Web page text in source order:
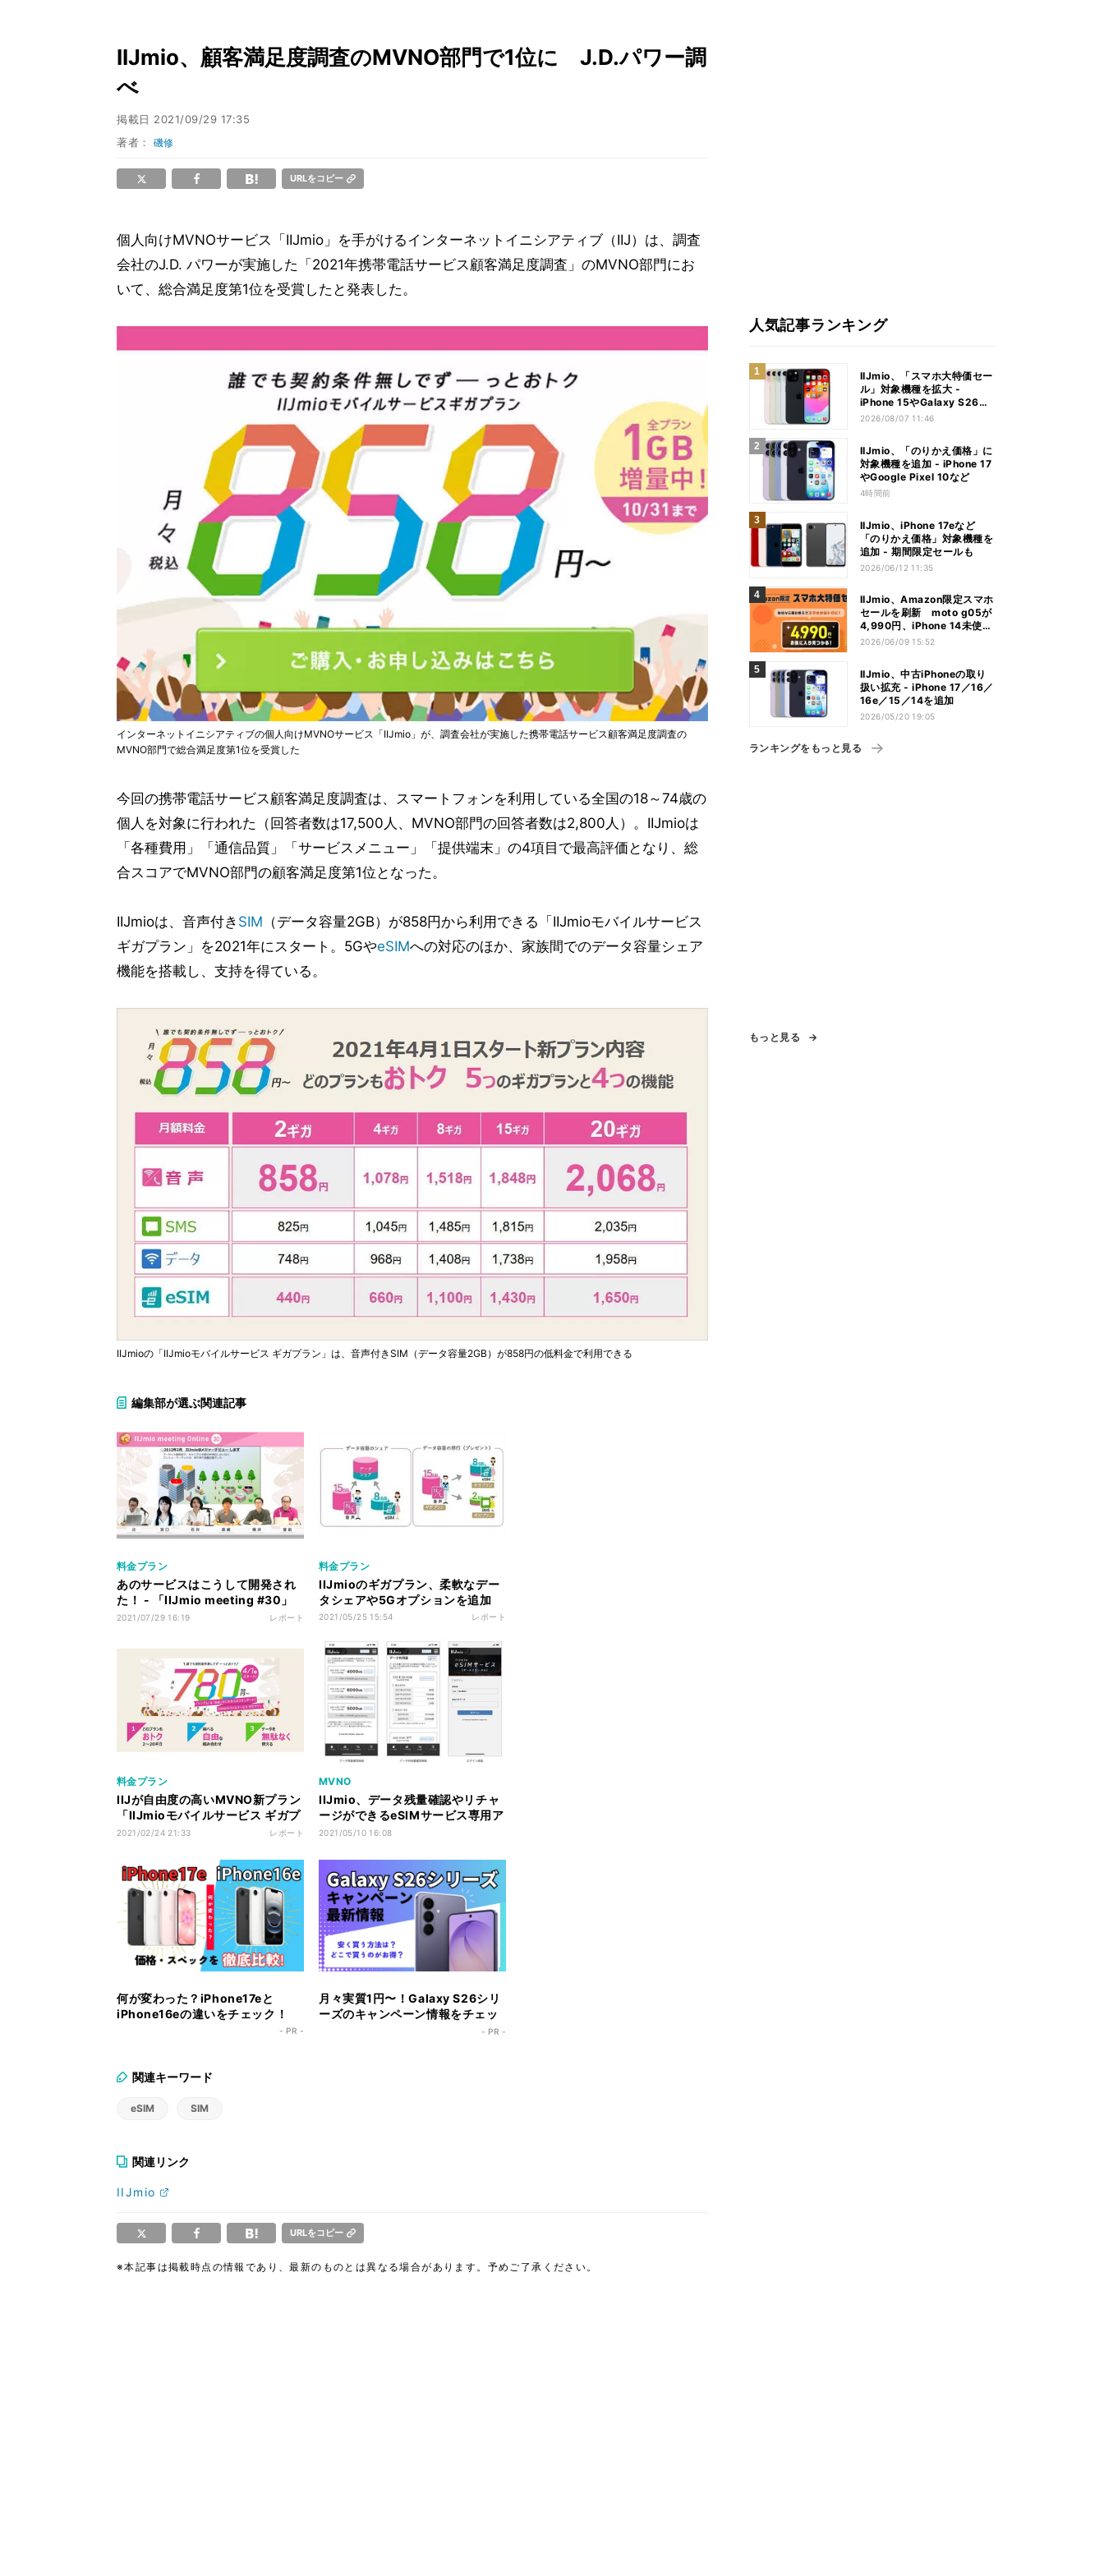
IIJmio、顧客満足度調査のMVNO部門で1位に J.D.パワー調
べ
掲載日 2021/09/29 17:35
著者：磯修
URLをコピー
個人向けMVNOサービス「IIJmio」を手がけるインターネットイニシアティブ（IIJ）は、調査
会社のJ.D. パワーが実施した「2021年携帯電話サービス顧客満足度調査」のMVNO部門にお
いて、総合満足度第1位を受賞したと発表した。
インターネットイニシアティブの個人向けMVNOサービス「IIJmio」が、調査会社が実施した携帯電話サービス顧客満足度調査の
MVNO部門で総合満足度第1位を受賞した
今回の携帯電話サービス顧客満足度調査は、スマートフォンを利用している全国の18～74歳の
個人を対象に行われた（回答者数は17,500人、MVNO部門の回答者数は2,800人）。IIJmioは
「各種費用」「通信品質」「サービスメニュー」「提供端末」の4項目で最高評価となり、総
合スコアでMVNO部門の顧客満足度第1位となった。
IIJmioは、音声付き SIM （データ容量2GB）が858円から利用できる「IIJmioモバイルサービス
ギガプラン」を2021年にスタート。5GやeSIMへの対応のほか、家族間でのデータ容量シェア
機能を搭載し、支持を得ている。
IIJmioの「IIJmioモバイルサービス ギガプラン」は、音声付きSIM（データ容量2GB）が858円の低料金で利用できる
編集部が選ぶ関連記事
料金プラン
あのサービスはこうして開発され
た！ - 「IIJmio meeting #30」
が開催
2021/07/29 16:19 レポート
料金プラン
IIJmioのギガプラン、柔軟なデー
タシェアや5Gオプションを追加
2021/05/25 15:54 レポート
料金プラン
IIJが自由度の高いMVNO新プラン
「IIJmioモバイルサービス ギガプ
ラン」を発表
2021/02/24 21:33 レポート
MVNO
IIJmio、データ残量確認やリチャ
ージができるeSIMサービス専用ア
プリ
2021/05/10 16:08
何が変わった？iPhone17eと
iPhone16eの違いをチェック！
- PR -
月々実質1円〜！Galaxy S26シリ
ーズのキャンペーン情報をチェッ
- PR -
関連キーワード
eSIM SIM
関連リンク
IIJmio
URLをコピー
※本記事は掲載時点の情報であり、最新のものとは異なる場合があります。予めご了承ください。
人気記事ランキング
IIJmio、「スマホ大特価セー
ル」対象機種を拡大 -
iPhone 15やGalaxy S26な
ど
2026/08/07 11:46
IIJmio、「のりかえ価格」に
対象機種を追加 - iPhone 17
やGoogle Pixel 10など
4時間前
IIJmio、iPhone 17eなど
「のりかえ価格」対象機種を
追加 - 期間限定セールも
2026/06/12 11:35
IIJmio、Amazon限定スマホ
セールを刷新 moto g05が
4,990円、iPhone 14未使用
品も
2026/06/09 15:52
IIJmio、中古iPhoneの取り
扱い拡充 - iPhone 17／16／
16e／15／14を追加
2026/05/20 19:05
ランキングをもっと見る
もっと見る